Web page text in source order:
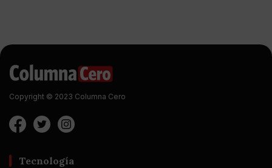
Copyright © 2023 Columna Cero
Tecnología